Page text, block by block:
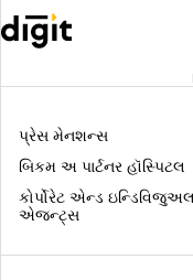
પ્રેસ મેનશન્સ
બિકમ અ પાર્ટનર હૉસ્પિટલ
કોર્પોરેટ એન્ડ ઇન્ડિવિજુઅલ
એજન્ટ્સ